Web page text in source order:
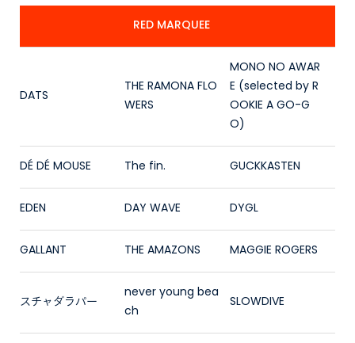
RED MARQUEE
DATS
THE RAMONA FLO
WERS
MONO NO AWAR
E (selected by R
OOKIE A GO-G
O)
DÉ DÉ MOUSE The fin. GUCKKASTEN
EDEN DAY WAVE DYGL
GALLANT THE AMAZONS MAGGIE ROGERS
スチャダラパー
never young bea
ch
SLOWDIVE